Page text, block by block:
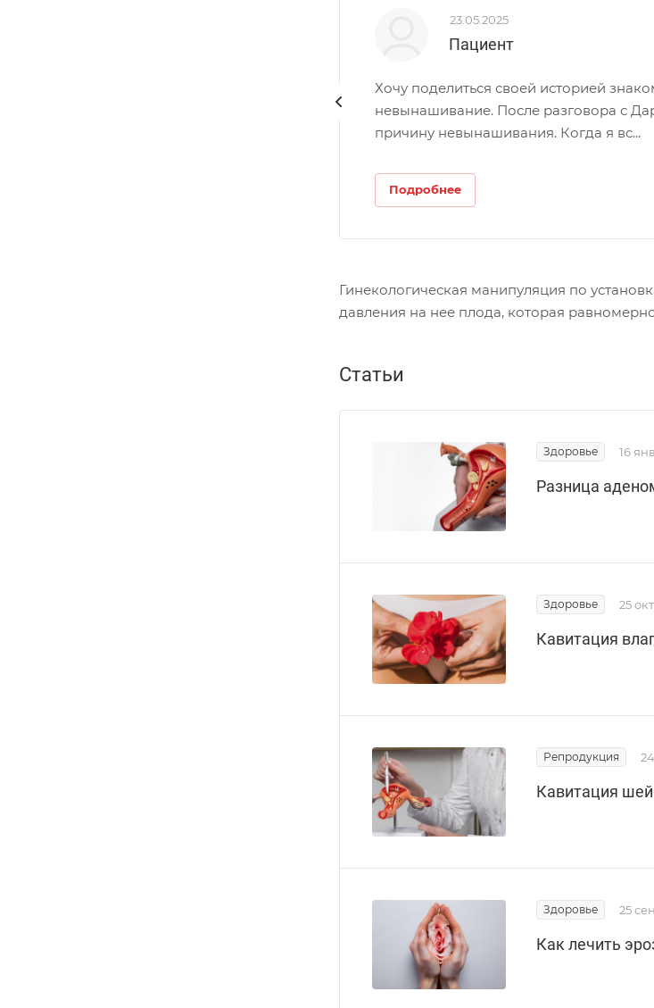
23.05.2025
Пациент
Хочу поделиться своей историей
невынашивание. После разговора с
причину невынашивания. Когда я вс...
Подробнее
Гинекологическая манипуляция по
давления на нее плода, которая
Статьи
Здоровье 16
Разница
Здоровье 25
Кавитация
Репродукция
Кавитация
Здоровье 25
Как лечить